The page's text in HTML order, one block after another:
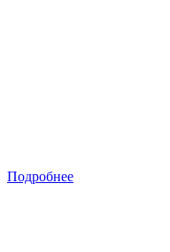
Подробнее